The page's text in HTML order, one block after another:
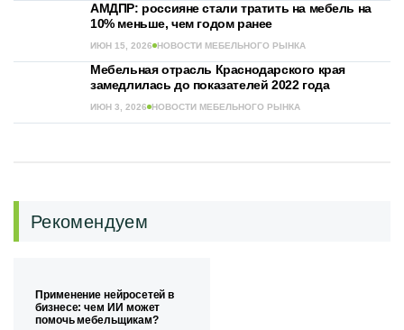
АМДПР: россияне стали тратить на мебель на
10% меньше, чем годом ранее
ИЮН 15, 2026 НОВОСТИ МЕБЕЛЬНОГО РЫНКА
Мебельная отрасль Краснодарского края
замедлилась до показателей 2022 года
ИЮН 3, 2026 НОВОСТИ МЕБЕЛЬНОГО РЫНКА
Рекомендуем
Применение нейросетей в
бизнесе: чем ИИ может
помочь мебельщикам?